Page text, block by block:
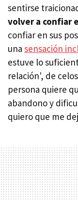
sentirse
volver a confiar
confiar en sus
una sensación
estuve lo
relación', de
persona quiere
abandono y
quiero que me